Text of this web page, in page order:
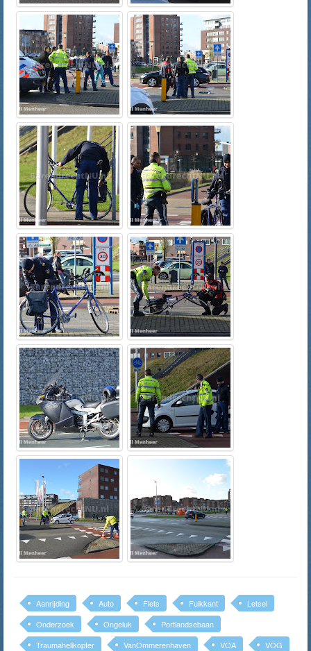
Aanrijding Auto Fiets Fuikkant
Letsel
Onderzoek
Ongeluk
Portlandsebaan
Traumahelikopter
VanOmmerenhaven VOA VOG